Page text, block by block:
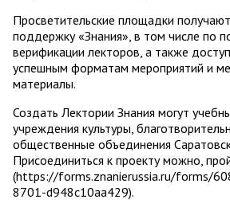
Просветительские площадки
поддержку «Знания», в том числе по
верификации лекторов, а также
успешным форматам мероприятий и
материалы.
Создать Лектории Знания могут
учреждения культуры,
общественные объединения
Присоединиться к проекту можно,
(https://forms.znanierussia.ru/forms/
8701-d948c10aa429).